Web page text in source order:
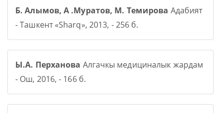
Б. Алымов, А .Муратов, М. Темирова Адабият
- Ташкент «Sharq», 2013, - 256 б.
Ы.А. Перханова Алгачкы медициналык жардам
- Ош, 2016, - 166 б.